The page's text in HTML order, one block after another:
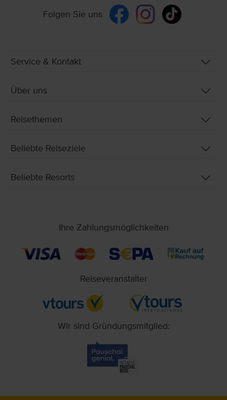
Folgen Sie uns
Service & Kontakt
Über uns
Reisethemen
Beliebte Reiseziele
Beliebte Resorts
Ihre Zahlungsmöglichkeiten
Reiseveranstalter
Wir sind Gründungsmitglied: